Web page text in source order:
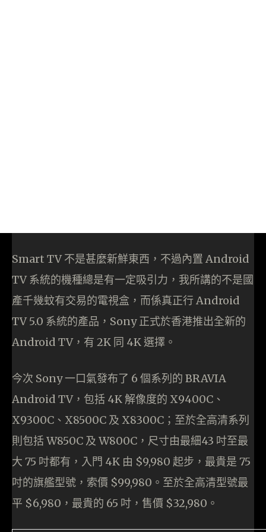
Smart TV 不是甚麼新鮮東西，不過內置 Android
TV 系統的機種總是有一定吸引力，我所講的不是國
產千幾蚊有交易的電視盒，而係真正行 Android
TV 5.0 系統的產品，Sony 正式於香港推出全新的
Android TV，有 2K 同 4K 選擇。
今次 Sony 一口氣發布了 6 個系列的 BRAVIA
Android TV，包括 4K 解像度的 X9400C、
X9300C、X8500C 及 X8300C；至於全高清系列
則包括 W850C 及 W800C，尺寸由最細43 吋至最
大 75 吋都有，入門 4K 由 $9,980 起步，最貴是 75
吋的旗艦型號，索價 $99,980。至於全高清型號最
平 $6,980，最貴的 65 吋，售價 $32,980。